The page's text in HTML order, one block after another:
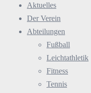
Aktuelles
Der Verein
Abteilungen
Fußball
Leichtathletik
Fitness
Tennis